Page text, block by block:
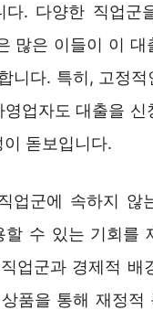
다. 다양한 직업군
많은 이들이 이 대
니다. 특히, 고정적
영업자도 대출을 신
돋보입니다.
업군에 속하지 않
할 수 있는 기회를
업군과 경제적 배
품을 통해 재정적